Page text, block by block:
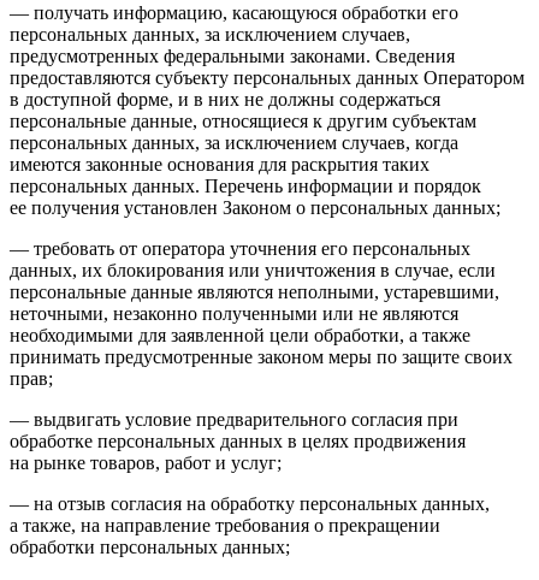
— получать информацию, касающуюся обработки его
персональных данных, за исключением случаев,
предусмотренных федеральными законами. Сведения
предоставляются субъекту персональных данных Оператором
в доступной форме, и в них не должны содержаться
персональные данные, относящиеся к другим субъектам
персональных данных, за исключением случаев, когда
имеются законные основания для раскрытия таких
персональных данных. Перечень информации и порядок
ее получения установлен Законом о персональных данных;
— требовать от оператора уточнения его персональных
данных, их блокирования или уничтожения в случае, если
персональные данные являются неполными, устаревшими,
неточными, незаконно полученными или не являются
необходимыми для заявленной цели обработки, а также
принимать предусмотренные законом меры по защите своих
прав;
— выдвигать условие предварительного согласия при
обработке персональных данных в целях продвижения
на рынке товаров, работ и услуг;
— на отзыв согласия на обработку персональных данных,
а также, на направление требования о прекращении
обработки персональных данных;